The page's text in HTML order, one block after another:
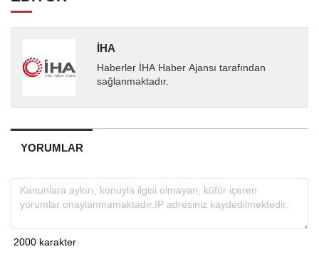
İHA
Haberler İHA Haber Ajansı tarafından
sağlanmaktadır.
YORUMLAR